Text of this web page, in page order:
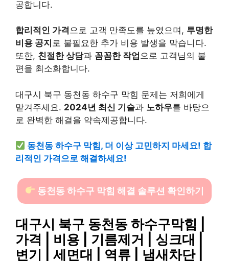
공합니다.
합리적인 가격으로 고객 만족도를 높였으며, 투명한
비용 공지 로 불필요한 추가 비용 발생을 막습니다.
또한, 친절한 상담과 꼼꼼한 작업 으로 고객님의 불
편을 최소화합니다.
대구시 북구 동천동 하수구 막힘 문제는 저희에게
맡겨주세요. 2024년 최신 기술과 노하우를 바탕으
로 완벽한 해결을 약속제공합니다.
동천동 하수구 막힘, 더 이상 고민하지 마세요! 합
리적인 가격으로 해결하세요!
동천동 하수구 막힘 해결 솔루션 확인하기
대구시 북구 동천동 하수구막힘 |
가격 | 비용 | 기름제거 | 싱크대 |
변기 | 세면대 | 역류 | 냄새차단 |